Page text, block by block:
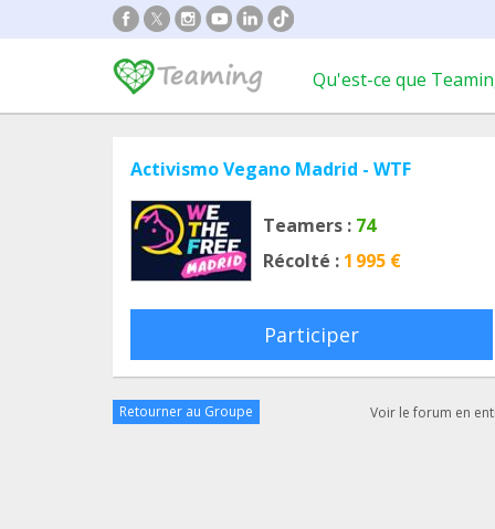
Qu'est-ce que
Activismo Vegano Madrid - WTF
Teamers : 74
Récolté : 1 995 €
Participer
Retourner au Groupe Voir le forum en